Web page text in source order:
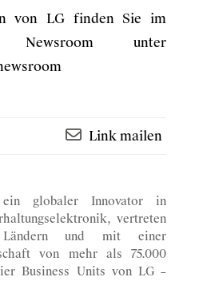
von LG finden Sie im
unter
Link mailen
globaler Innovator in
vertreten
und mit einer
von mehr als 75.000
Business Units von LG –